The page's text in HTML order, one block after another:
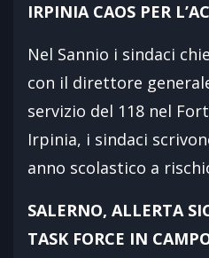
IRPINIA CAOS PER
Nel Sannio i sindaci
con il direttore
servizio del 118 nel
Irpinia, i sindaci
anno scolastico a
SALERNO, ALLERTA
TASK FORCE IN